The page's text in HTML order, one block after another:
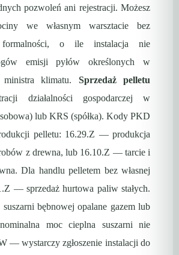
pozwoleń ani rejestracji. Możesz
we własnym warsztacie bez
formalności, o ile instalacja nie
emisji pyłów określonych w
ministra klimatu. Sprzedaż pelletu
działalności gospodarczej w
lub KRS (spółka). Kody PKD
pelletu: 16.29.Z — produkcja
z drewna, lub 16.10.Z — tarcie i
Dla handlu pelletem bez własnej
— sprzedaż hurtowa paliw stałych.
bębnowej opalane gazem lub
moc cieplna suszarni nie
— wystarczy zgłoszenie instalacji do